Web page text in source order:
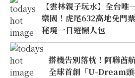
【雲林親子玩水】全台
樂園！虎尾632高地免門
秘境一日遊懶人包
搭機告別落枕！阿聯酋
全球首創「U-Dream